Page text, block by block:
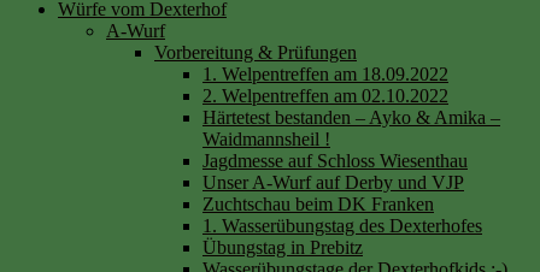
Würfe vom Dexterhof
A-Wurf
Vorbereitung & Prüfungen
1. Welpentreffen am 18.09.2022
2. Welpentreffen am 02.10.2022
Härtetest bestanden – Ayko & Amika –
Waidmannsheil !
Jagdmesse auf Schloss Wiesenthau
Unser A-Wurf auf Derby und VJP
Zuchtschau beim DK Franken
1. Wasserübungstag des Dexterhofes
Übungstag in Prebitz